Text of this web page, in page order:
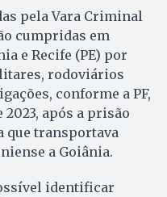
pela Vara Criminal
cumpridas em
e Recife (PE) por
rodoviários
conforme a PF,
após a prisão
que transportava
a Goiânia.
identificar